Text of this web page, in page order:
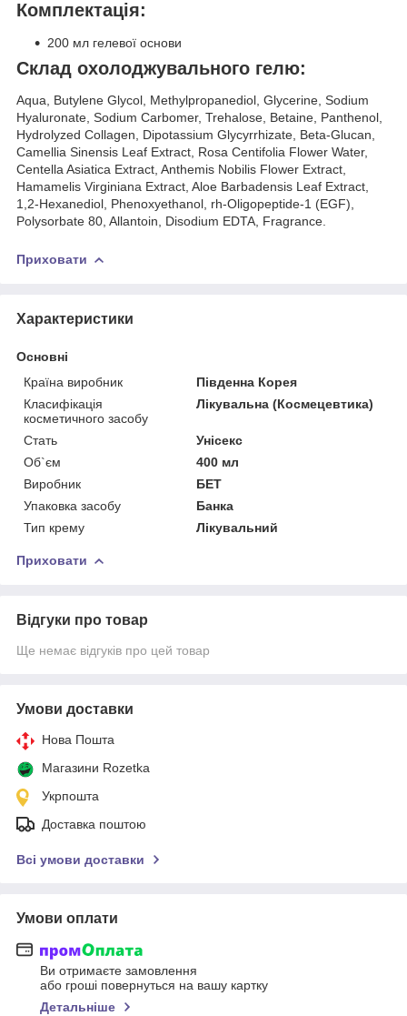
Комплектація:
200 мл гелевої основи
Склад охолоджувального гелю:
Aqua, Butylene Glycol, Methylpropanediol, Glycerine, Sodium
Hyaluronate, Sodium Carbomer, Trehalose, Betaine, Panthenol,
Hydrolyzed Collagen, Dipotassium Glycyrrhizate, Beta-Glucan,
Camellia Sinensis Leaf Extract, Rosa Centifolia Flower Water,
Centella Asiatica Extract, Anthemis Nobilis Flower Extract,
Hamamelis Virginiana Extract, Aloe Barbadensis Leaf Extract,
1,2-Hexanediol, Phenoxyethanol, rh-Oligopeptide-1 (EGF),
Polysorbate 80, Allantoin, Disodium EDTA, Fragrance.
Приховати
Характеристики
Основні
Країна виробник
Південна Корея
Класифікація
косметичного засобу
Лікувальна (Космецевтика)
Стать
Унісекс
Об`єм
400 мл
Виробник
БЕТ
Упаковка засобу
Банка
Тип крему
Лікувальний
Приховати
Відгуки про товар
Ще немає відгуків про цей товар
Умови доставки
Нова Пошта
Магазини Rozetka
Укрпошта
Доставка поштою
Всі умови доставки
Умови оплати
Ви отримаєте замовлення
або гроші повернуться на вашу картку
Детальніше